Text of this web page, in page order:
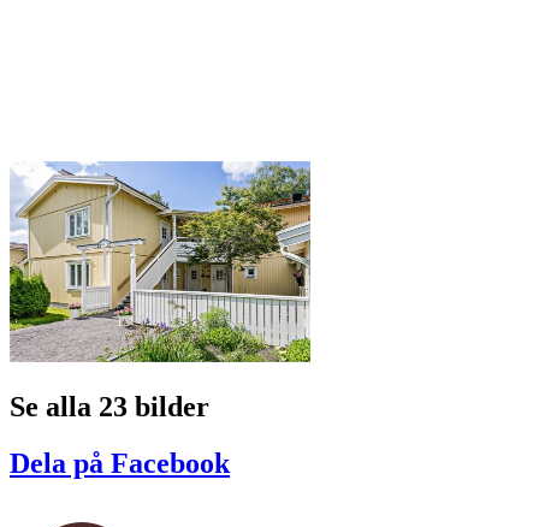
Se alla 23 bilder
Dela på Facebook